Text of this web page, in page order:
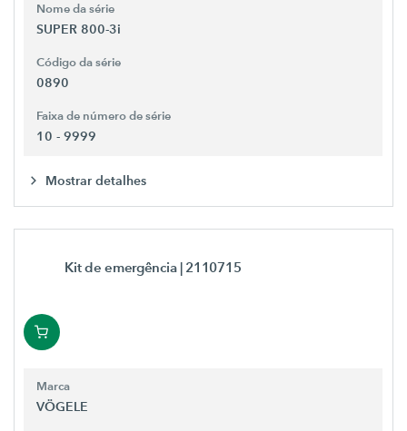
Nome da série
SUPER 800-3i
Código da série
0890
Faixa de número de série
10 - 9999
Mostrar detalhes
Kit de emergência | 2110715
Marca
VÖGELE